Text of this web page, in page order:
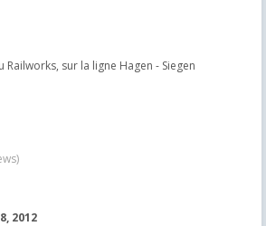
sur la ligne Hagen - Siegen
2012